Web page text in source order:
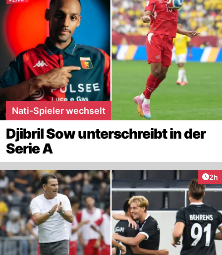
Nati-Spieler wechselt
Djibril Sow unterschreibt in der
Serie A
2h